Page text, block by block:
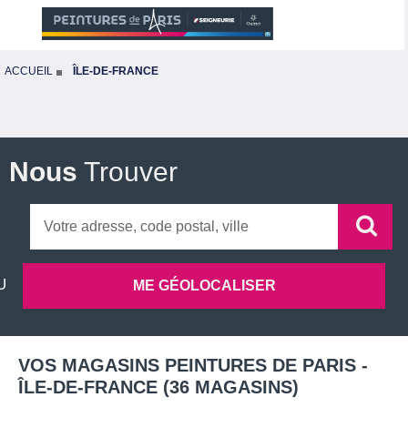
ACCUEIL ÎLE-DE-FRANCE
Nous Trouver
VOS MAGASINS PEINTURES DE PARIS -
ÎLE-DE-FRANCE (36 MAGASINS)